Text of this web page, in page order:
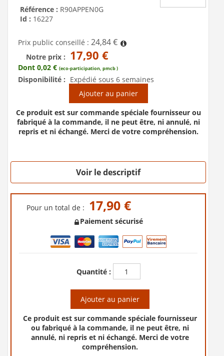
Référence : R90APPEN0G
Id : 16227
Prix public conseillé : 24,84 €
Notre prix : 17,90 €
Dont 0,02 € (eco-participation, pmcb )
Disponibilité : Expédié sous 6 semaines
Ajouter au panier
Ce produit est sur commande spéciale fournisseur ou
fabriqué à la commande, il ne peut être, ni annulé, ni
repris et ni échangé. Merci de votre compréhension.
Voir le descriptif
Pour un total de : 17,90 €
Paiement sécurisé
Quantité :
Ajouter au panier
Ce produit est sur commande spéciale fournisseur
ou fabriqué à la commande, il ne peut être, ni
annulé, ni repris et ni échangé. Merci de votre
compréhension.